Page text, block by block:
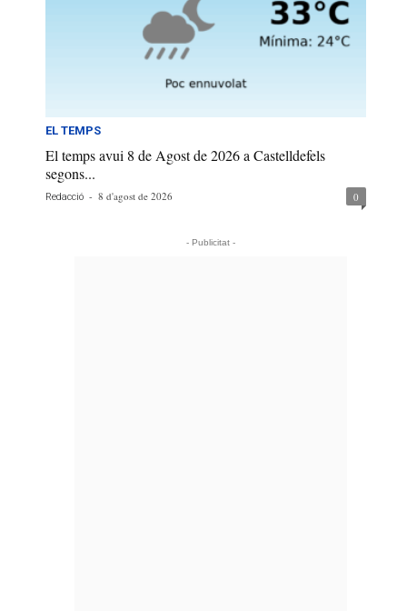
EL TEMPS
El temps avui 8 de Agost de 2026 a Castelldefels
segons...
Redacció - 8 d'agost de 2026 0
- Publicitat -